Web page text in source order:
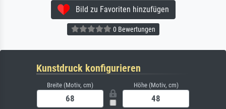
Bild zu Favoriten hinzufügen
0 Bewertungen
Kunstdruck konfigurieren
Breite (Motiv, cm) Höhe (Motiv, cm)